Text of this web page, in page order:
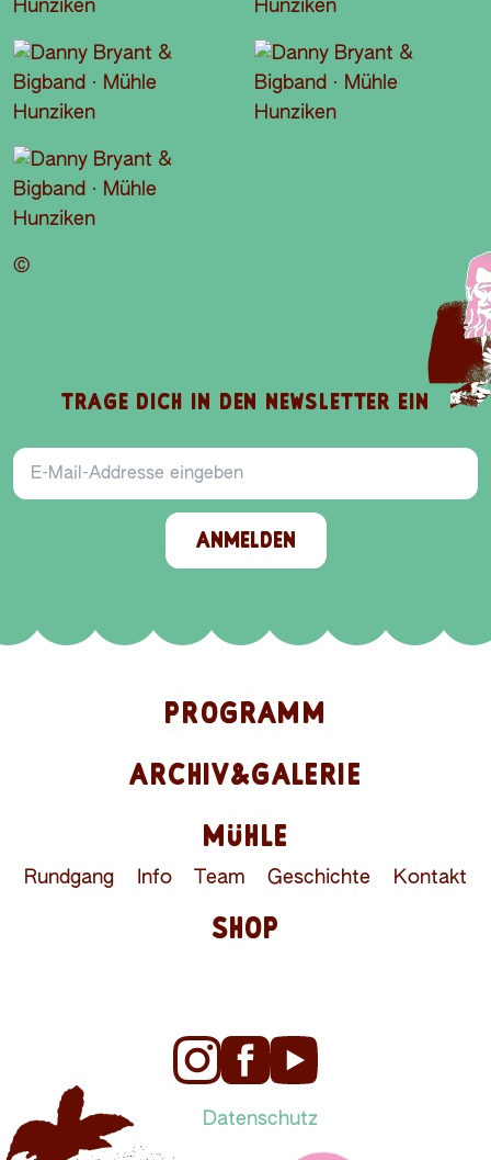
©
TRAGE DICH IN DEN NEWSLETTER EIN
E-Mail-Addresse
ANMELDEN
PROGRAMM
ARCHIV&GALERIE
MÜHLE
Rundgang Info Team Geschichte Kontakt
SHOP
Datenschutz